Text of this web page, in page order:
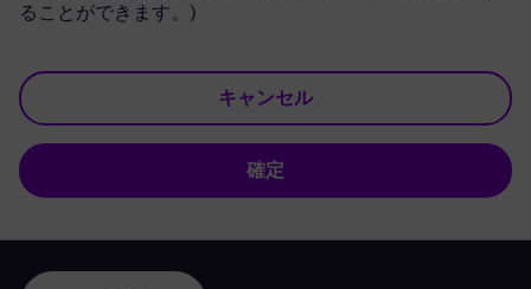
ることができます。)
キャンセル
確定